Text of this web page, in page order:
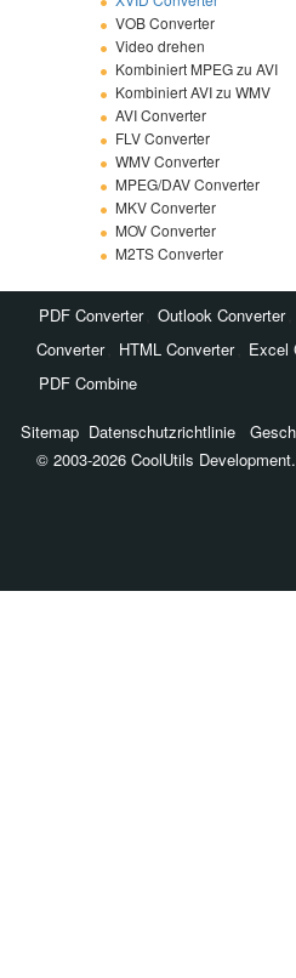
VOB Converter
Video drehen
Kombiniert MPEG zu AVI
Kombiniert AVI zu WMV
AVI Converter
FLV Converter
WMV Converter
MPEG/DAV Converter
MKV Converter
MOV Converter
M2TS Converter
PDF Converter Outlook Converter
Converter
HTML Converter Excel
PDF Combine
Sitemap Datenschutzrichtlinie
© 2003-2026 CoolUtils